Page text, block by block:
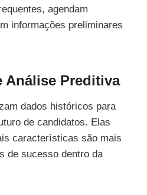
agendam
informações preliminares
Análise Preditiva
dados históricos para
de candidatos. Elas
características são mais
de sucesso dentro da